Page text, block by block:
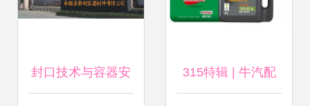
封口技术与容器安 315特辑 | 牛汽配